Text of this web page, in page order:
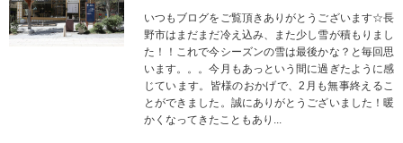
いつもブログをご覧頂きありがとうございます☆長
野市はまだまだ冷え込み、また少し雪が積もりまし
た！！これで今シーズンの雪は最後かな？と毎回思
います。。。今月もあっという間に過ぎたように感
じています。皆様のおかげで、2月も無事終えるこ
とができました。誠にありがとうございました！暖
かくなってきたこともあり...